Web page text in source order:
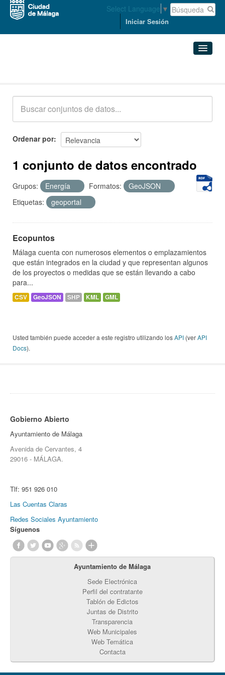
Select Language ▼
Iniciar Sesión
Acerca de
Ordenar por
1 conjunto de datos encontrado
Grupos: Energía Formatos:
GeoJSON
Etiquetas:
geoportal
Ecopuntos
Málaga cuenta con numerosos elementos o emplazamientos
que están integrados en la ciudad y que representan algunos
de los proyectos o medidas que se están llevando a cabo
para...
CSV GeoJSON SHP KML GML
Usted también puede acceder a este registro utilizando losAPI (verAPI
Docs).
Gobierno Abierto
Ayuntamiento de Málaga
Avenida de Cervantes, 4
29016 - MÁLAGA.
Tlf: 951 926 010
Las Cuentas Claras
Redes Sociales Ayuntamiento
Síguenos
Ayuntamiento de Málaga
Sede Electrónica
Perfil del contratante
Tablón de Edictos
Juntas de Distrito
Transparencia
Web Municipales
Web Temática
Contacta